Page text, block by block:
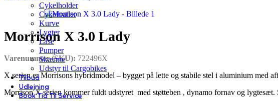
Cykelholder
Cykeltrailer
Kurve
Lygter
Låse
Pumper
Skærme
Udstyr til Cargobikes
Tilbud
Udlejning
Book Tid Til Service
Morrison X 3.0 Lady
Varenummer (SKU): 722496X
X serien er Morrisons hybridmodel – bygget på lette og stabile stel i aluminium med
Morrison X serien kommer fuldt udstyret med støtteben , dynamo fornav og